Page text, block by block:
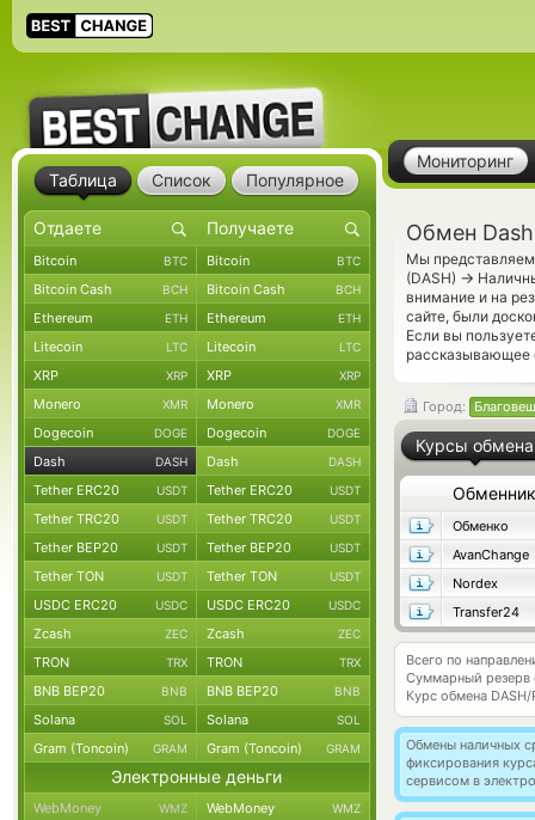
Мониторинг
Обмен
Мы представляем
(DASH) →
внимание и на
сайте, были
Если вы
рассказывающее
Город:
Курсы обмена
Обменник
Обменко
AvanChange
Nordex
Transfer24
Всего по
Суммарный резерв
Курс обмена DASH/
Обмены наличных
фиксирования
сервисом в
Таблица Список Популярное
Bitcoin BTC Bitcoin BTC
Bitcoin Cash BCH Bitcoin Cash BCH
Ethereum ETH Ethereum ETH
Litecoin LTC Litecoin LTC
XRP XRP XRP XRP
Monero XMR Monero XMR
Dogecoin DOGE Dogecoin DOGE
Dash DASH Dash DASH
Tether ERC20 USDT Tether ERC20 USDT
Tether TRC20 USDT Tether TRC20 USDT
Tether BEP20 USDT Tether BEP20 USDT
Tether TON USDT Tether TON USDT
USDC ERC20 USDC USDC ERC20 USDC
Zcash ZEC Zcash ZEC
TRON TRX TRON TRX
BNB BEP20 BNB BNB BEP20 BNB
Solana SOL Solana SOL
Gram (Toncoin) GRAM Gram (Toncoin) GRAM
Электронные деньги
WebMoney WMZ WebMoney WMZ